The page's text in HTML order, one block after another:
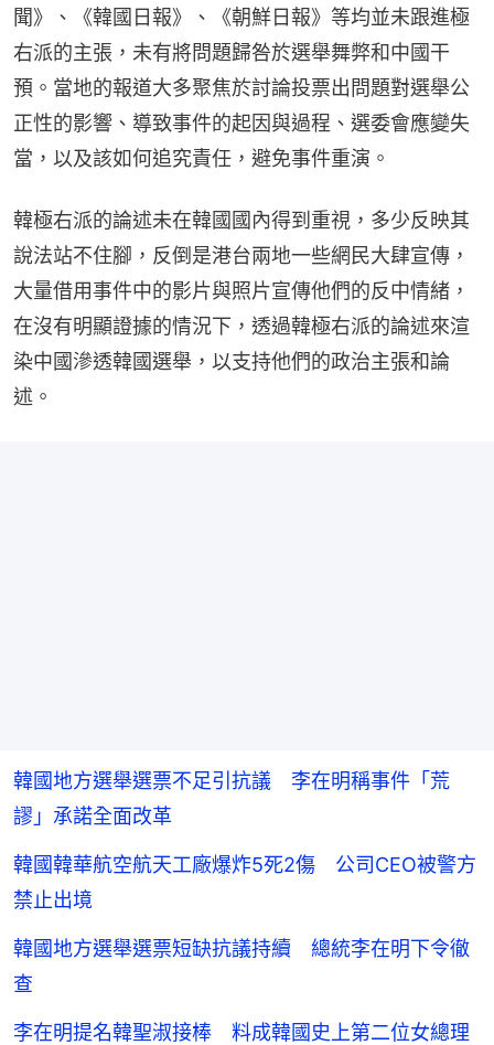
聞》、《韓國日報》、《朝鮮日報》等均並未跟進極
右派的主張，未有將問題歸咎於選舉舞弊和中國干
預。當地的報道大多聚焦於討論投票出問題對選舉公
正性的影響、導致事件的起因與過程、選委會應變失
當，以及該如何追究責任，避免事件重演。
韓極右派的論述未在韓國國內得到重視，多少反映其
說法站不住腳，反倒是港台兩地一些網民大肆宣傳，
大量借用事件中的影片與照片宣傳他們的反中情緒，
在沒有明顯證據的情況下，透過韓極右派的論述來渲
染中國滲透韓國選舉，以支持他們的政治主張和論
述。
韓國地方選舉選票不足引抗議 李在明稱事件「荒
謬」承諾全面改革
韓國韓華航空航天工廠爆炸5死2傷 公司CEO被警方
禁止出境
韓國地方選舉選票短缺抗議持續 總統李在明下令徹
查
李在明提名韓聖淑接棒 料成韓國史上第二位女總理